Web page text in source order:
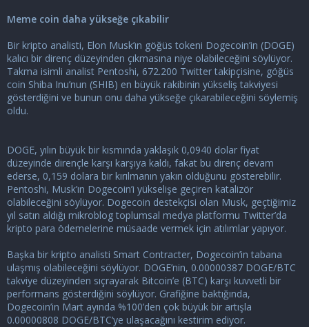
Meme coin daha yükseğe çıkabilir
Bir kripto analisti, Elon Musk’ın göğüs tokeni Dogecoin’in (DOGE)
kalıcı bir direnç düzeyinden çıkmasına niye olabileceğini söylüyor.
Takma isimli analist Pentoshi, 672.200 Twitter takipçisine, göğüs
coin Shiba Inu’nun (SHIB) en büyük rakibinin yükseliş takviyesi
gösterdiğini ve bunun onu daha yükseğe çıkarabileceğini söylemiş
oldu.
DOGE, yılın büyük bir kısmında yaklaşık 0,0940 dolar fiyat
düzeyinde dirençle karşı karşıya kaldı, fakat bu direnç devam
ederse, 0,159 dolara bir kırılmanın yakın olduğunu gösterebilir.
Pentoshi, Musk’ın Dogecoin’i yükselişe geçiren katalizör
olabileceğini söylüyor. Dogecoin destekçisi olan Musk, geçtiğimiz
yıl satın aldığı mikroblog toplumsal medya platformu Twitter’da
kripto para ödemelerine müsaade vermek için atılımlar yapıyor.
Başka bir kripto analisti Smart Contracter, Dogecoin’in tabana
ulaşmış olabileceğini söylüyor. DOGE’nin, 0.00000387 DOGE/BTC
takviye düzeyinden sıçrayarak Bitcoin’e (BTC) karşı kuvvetli bir
performans gösterdiğini söylüyor. Grafiğine baktığında,
Dogecoin’in Mart ayında %100’den çok büyük bir artışla
0.00000808 DOGE/BTC’ye ulaşacağını kestirim ediyor.